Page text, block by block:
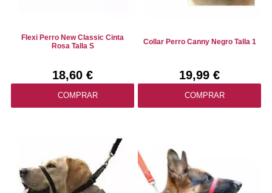
Flexi Perro New Classic Cinta
Rosa Talla S
18,60 €
COMPRAR
Collar Perro Canny Negro Talla 1
19,99 €
COMPRAR